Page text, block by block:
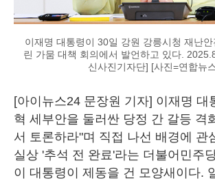
이재명 대통령이 30일 강원 강릉시청 재난
린 가뭄 대책 회의에서 발언하고 있다.
신사진기자단] [사진=연합뉴
[아이뉴스24 문장원 기자] 이재명 대
혁 세부안을 둘러싼 당정 간 갈등 격
서 토론하라"며 직접 나선 배경에 관
실상 '추석 전 완료'라는 더불어민주
이 대통령이 제동을 건 모양새이다.